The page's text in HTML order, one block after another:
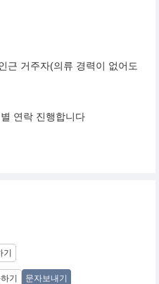
근 거주자(의류 경력이 없어도
연락 진행합니다
기 문자보내기